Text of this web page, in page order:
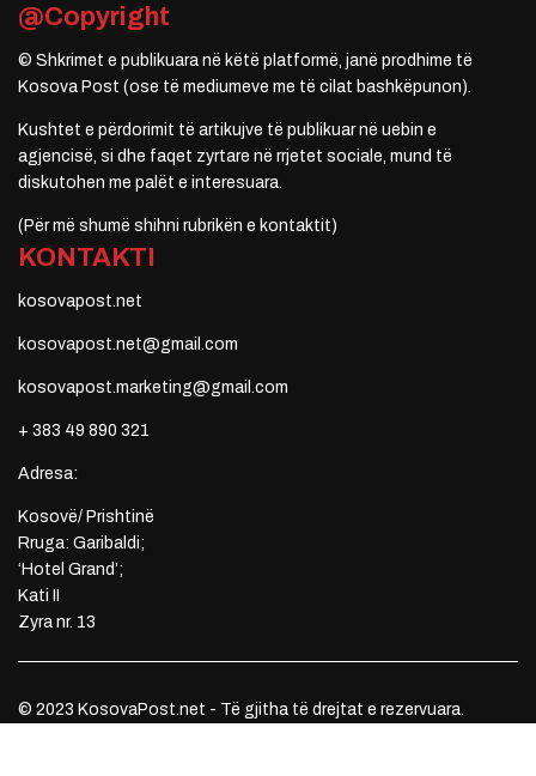
@Copyright
© Shkrimet e publikuara në këtë platformë, janë prodhime të
Kosova Post (ose të mediumeve me të cilat bashkëpunon).
Kushtet e përdorimit të artikujve të publikuar në uebin e
agjencisë, si dhe faqet zyrtare në rrjetet sociale, mund të
diskutohen me palët e interesuara.
(Për më shumë shihni rubrikën e kontaktit)
KONTAKTI
kosovapost.net
kosovapost.net@gmail.com
kosovapost.marketing@gmail.com
+ 383 49 890 321
Adresa:
Kosovë/ Prishtinë
Rruga: Garibaldi;
‘Hotel Grand’;
Kati II
Zyra nr. 13
© 2023 KosovaPost.net - Të gjitha të drejtat e rezervuara.